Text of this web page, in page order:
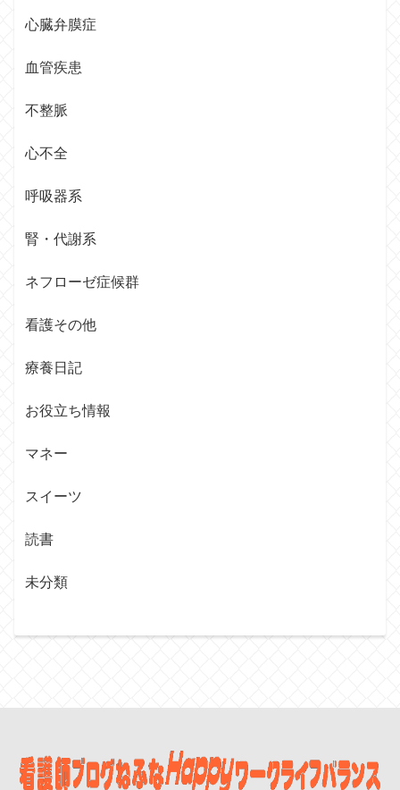
心臓弁膜症
血管疾患
不整脈
心不全
呼吸器系
腎・代謝系
ネフローゼ症候群
看護その他
療養日記
お役立ち情報
マネー
スイーツ
読書
未分類